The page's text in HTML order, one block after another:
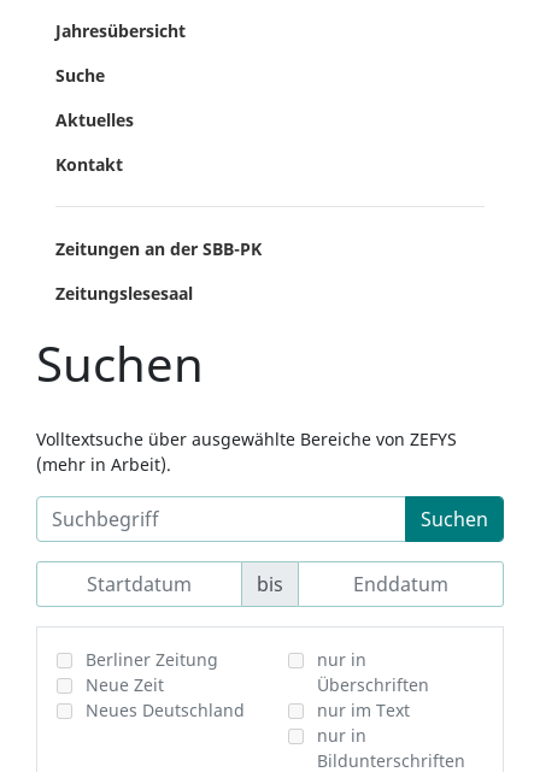
Jahresübersicht
Suche
Aktuelles
Kontakt
Zeitungen an der SBB-PK
Zeitungslesesaal
Suchen
Volltextsuche über ausgewählte Bereiche von ZEFYS
(mehr in Arbeit).
Suchen
bis
Berliner Zeitung
Neue Zeit
Neues Deutschland
nur in
Überschriften
nur im Text
nur in
Bildunterschriften